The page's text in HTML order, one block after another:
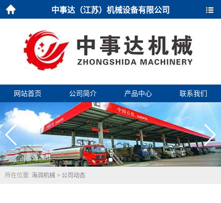
中事达（江苏）机械设备有限公司
网站首页 公司简介 产品中心 联系我们
所在位置: 海润机械 > 公司动态